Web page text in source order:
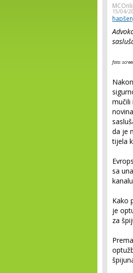
15/04/
foto:
mučili
da je
tijela
sa
Kako
je
za